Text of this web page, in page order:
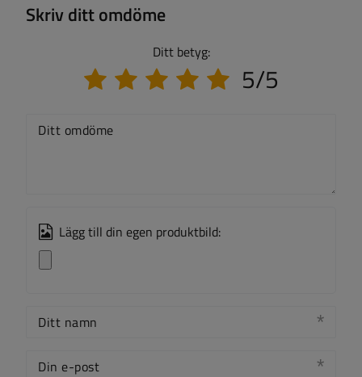
Skriv ditt omdöme
Ditt betyg:
5/5
Ditt omdöme
Lägg till din egen produktbild:
Ditt namn
Din e-post